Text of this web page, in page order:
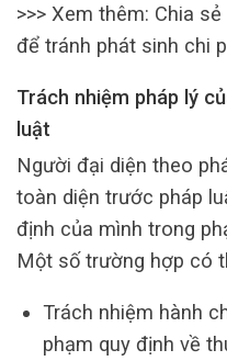
>>> Xem thêm: Chia
để tránh phát sinh chi
Trách nhiệm pháp lý
luật
Người đại diện theo
toàn diện trước pháp
định của mình trong
Một số trường hợp có
Trách nhiệm hành
phạm quy định về